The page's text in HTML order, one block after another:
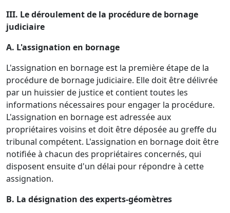
III. Le déroulement de la procédure de bornage
judiciaire
A. L'assignation en bornage
L'assignation en bornage est la première étape de la
procédure de bornage judiciaire. Elle doit être délivrée
par un huissier de justice et contient toutes les
informations nécessaires pour engager la procédure.
L'assignation en bornage est adressée aux
propriétaires voisins et doit être déposée au greffe du
tribunal compétent. L'assignation en bornage doit être
notifiée à chacun des propriétaires concernés, qui
disposent ensuite d'un délai pour répondre à cette
assignation.
B. La désignation des experts-géomètres